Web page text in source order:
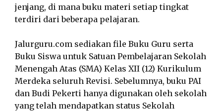
jenjang, di mana buku materi setiap tingkat
terdiri dari beberapa pelajaran.
Jalurguru.com sediakan file Buku Guru serta
Buku Siswa untuk Satuan Pembelajaran Sekolah
Menengah Atas (SMA) Kelas XII (12) Kurikulum
Merdeka seluruh Revisi. Sebelumnya, buku PAI
dan Budi Pekerti hanya digunakan oleh sekolah
yang telah mendapatkan status Sekolah